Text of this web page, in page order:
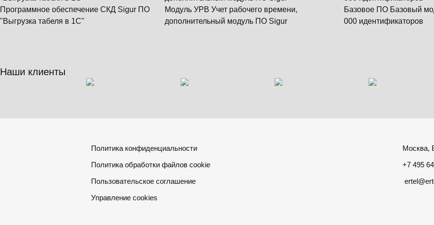
Программное обеспечение СКД Sigur ПО
"Выгрузка табеля в 1С"
Модуль УРВ Учет рабочего времени,
дополнительный модуль ПО Sigur
Базовое ПО Базовый
000 идентификаторов
Наши клиенты
Политика конфиденциальности
Политика обработки файлов cookie
Пользовательское соглашение
Управление cookies
Москва,
+7 495